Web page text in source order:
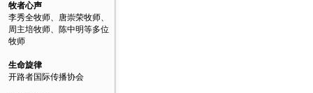
牧者心声
李秀全牧师、唐崇荣牧师、
周主培牧师、陈中明等多位
牧师
生命旋律
开路者国际传播协会